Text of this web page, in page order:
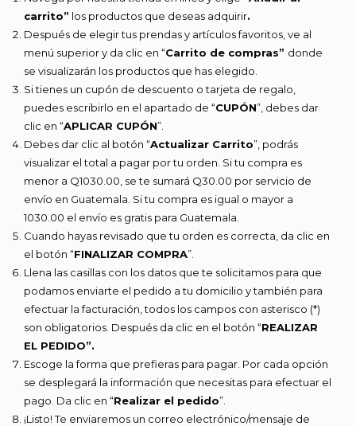
carrito” los productos que deseas adquirir.
Después de elegir tus prendas y artículos favoritos, ve al
menú superior y da clic en “Carrito de compras” donde
se visualizarán los productos que has elegido.
Si tienes un cupón de descuento o tarjeta de regalo,
puedes escribirlo en el apartado de “CUPÓN”, debes dar
clic en “APLICAR CUPÓN”.
Debes dar clic al botón “Actualizar Carrito”, podrás
visualizar el total a pagar por tu orden. Si tu compra es
menor a Q1030.00, se te sumará Q30.00 por servicio de
envío en Guatemala. Si tu compra es igual o mayor a
1030.00 el envío es gratis para Guatemala.
Cuando hayas revisado que tu orden es correcta, da clic en
el botón “FINALIZAR COMPRA”.
Llena las casillas con los datos que te solicitamos para que
podamos enviarte el pedido a tu domicilio y también para
efectuar la facturación, todos los campos con asterisco (*)
son obligatorios. Después da clic en el botón “REALIZAR
EL PEDIDO”.
Escoge la forma que prefieras para pagar. Por cada opción
se desplegará la información que necesitas para efectuar el
pago. Da clic en “Realizar el pedido”.
¡Listo! Te enviaremos un correo electrónico/mensaje de